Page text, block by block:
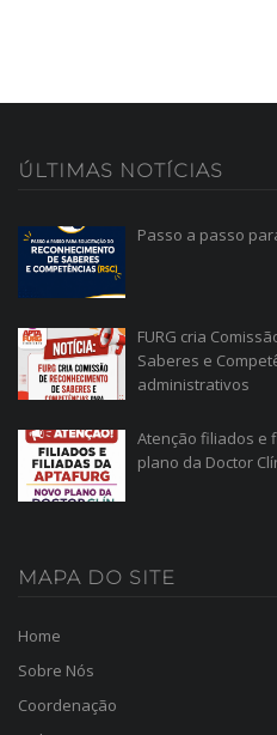
ÚLTIMAS NOTÍCIAS
Passo a passo
FURG cria
Saberes e
administrativos
Atenção filiados e
plano da Doctor
MAPA DO SITE
Home
Sobre Nós
Coordenação